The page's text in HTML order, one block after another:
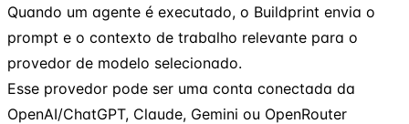
Quando um agente é executado, o Buildprint envia o
prompt e o contexto de trabalho relevante para o
provedor de modelo selecionado.
Esse provedor pode ser uma conta conectada da
OpenAI/ChatGPT, Claude, Gemini ou OpenRouter